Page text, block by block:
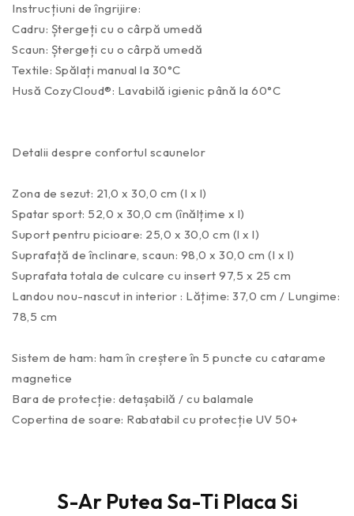
Instrucțiuni de îngrijire:
Cadru: Ștergeți cu o cârpă umedă
Scaun: Ștergeți cu o cârpă umedă
Textile: Spălați manual la 30°C
Husă CozyCloud®: Lavabilă igienic până la 60°C
Detalii despre confortul scaunelor
Zona de sezut: 21,0 x 30,0 cm (l x l)
Spatar sport: 52,0 x 30,0 cm (înălțime x l)
Suport pentru picioare: 25,0 x 30,0 cm (l x l)
Suprafață de înclinare, scaun: 98,0 x 30,0 cm (l x l)
Suprafata totala de culcare cu insert 97,5 x 25 cm
Landou nou-nascut in interior : Lățime: 37,0 cm / Lungime:
78,5 cm
Sistem de ham: ham în creștere în 5 puncte cu catarame
magnetice
Bara de protecție: detașabilă / cu balamale
Copertina de soare: Rabatabil cu protecție UV 50+
S-Ar Putea Sa-Ti Placa Si